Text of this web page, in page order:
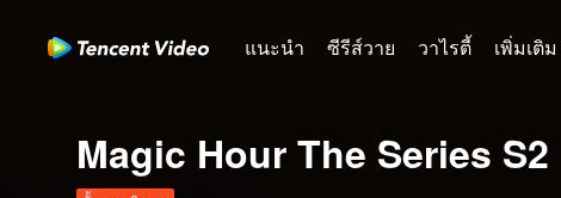
แนะนำ ซีรีส์วาย วาไรตี้ เพิ่มเติม
Magic Hour The Series S2